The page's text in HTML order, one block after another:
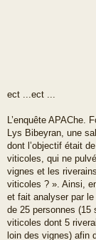
ect ...ect ...
L’enquête APAChe.
Lys Bibeyran, une
dont l’objectif était
viticoles, qui ne
vignes et les
viticoles ? ». Ainsi,
et fait analyser par
de 25 personnes (15
viticoles dont 5
loin des vignes) afin